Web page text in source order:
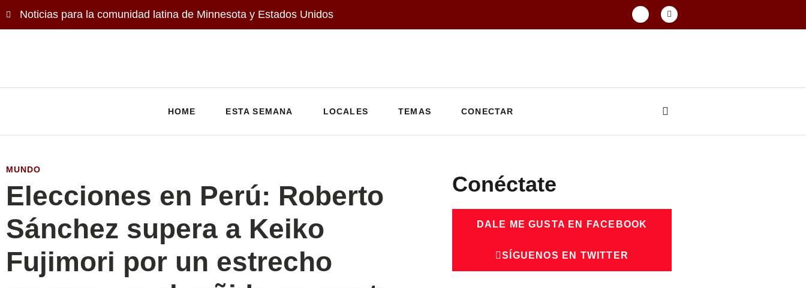
Noticias para la comunidad latina de Minnesota y Estados Unidos
HOME ESTA SEMANA LOCALES TEMAS CONECTAR
MUNDO
Elecciones en Perú: Roberto
Sánchez supera a Keiko
Fujimori por un estrecho
Conéctate
DALE ME GUSTA EN FACEBOOK
SÍGUENOS EN TWITTER